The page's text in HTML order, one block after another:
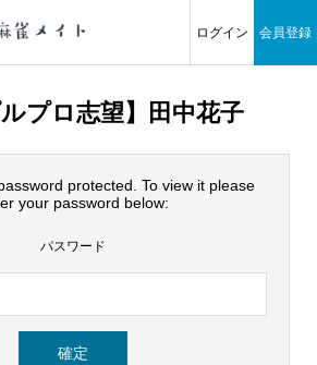
ログイン 会員登録
ルプロ志望】田中花子
protected. To view it please
your password below:
パスワード